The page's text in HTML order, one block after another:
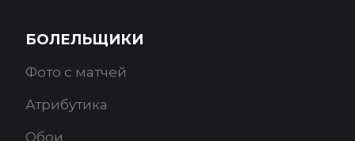
БОЛЕЛЬЩИКИ
Фото с матчей
Атрибутика
Обои